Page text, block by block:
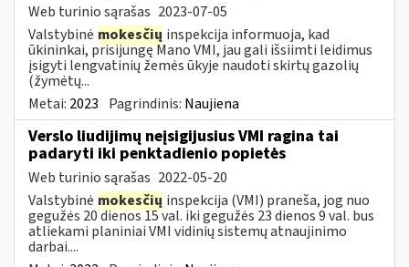
Web turinio sąrašas 2023-07-05
Valstybinė mokesčių inspekcija informuoja, kad
ūkininkai, prisijungę Mano VMI, jau gali išsiimti leidimus
įsigyti lengvatinių žemės ūkyje naudoti skirtų gazolių
(žymėtų...
Metai: 2023 Pagrindinis: Naujiena
Verslo liudijimų neįsigijusius VMI ragina tai
padaryti iki penktadienio popietės
Web turinio sąrašas 2022-05-20
Valstybinė mokesčių inspekcija (VMI) praneša, jog nuo
gegužės 20 dienos 15 val. iki gegužės 23 dienos 9 val. bus
atliekami planiniai VMI vidinių sistemų atnaujinimo
darbai....